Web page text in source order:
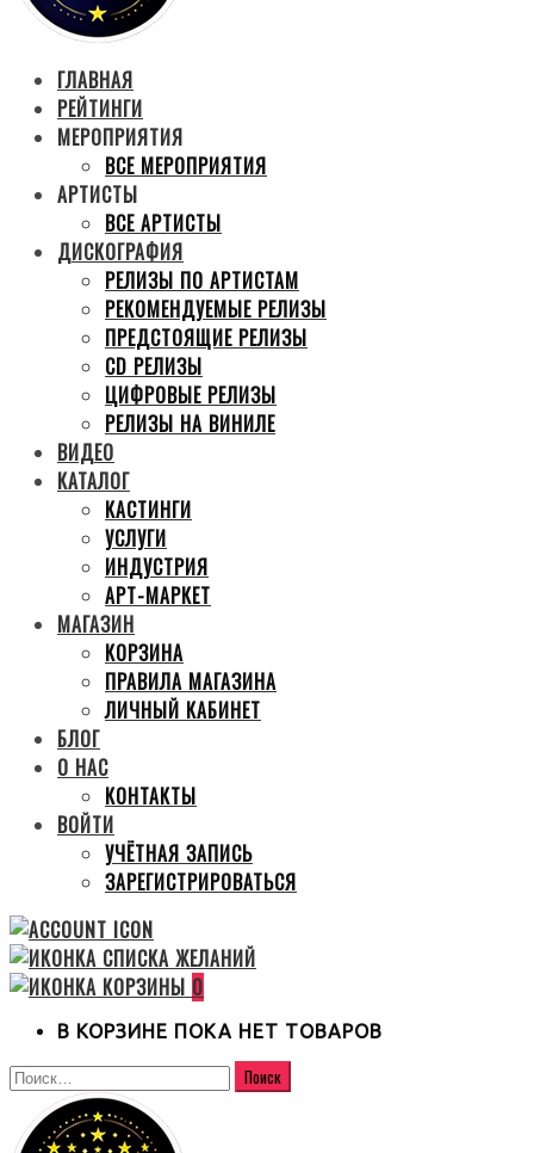
ГЛАВНАЯ
РЕЙТИНГИ
МЕРОПРИЯТИЯ
ВСЕ МЕРОПРИЯТИЯ
АРТИСТЫ
ВСЕ АРТИСТЫ
ДИСКОГРАФИЯ
РЕЛИЗЫ ПО АРТИСТАМ
РЕКОМЕНДУЕМЫЕ РЕЛИЗЫ
ПРЕДСТОЯЩИЕ РЕЛИЗЫ
CD РЕЛИЗЫ
ЦИФРОВЫЕ РЕЛИЗЫ
РЕЛИЗЫ НА ВИНИЛЕ
ВИДЕО
КАТАЛОГ
КАСТИНГИ
УСЛУГИ
ИНДУСТРИЯ
АРТ-МАРКЕТ
МАГАЗИН
КОРЗИНА
ПРАВИЛА МАГАЗИНА
ЛИЧНЫЙ КАБИНЕТ
БЛОГ
О НАС
КОНТАКТЫ
ВОЙТИ
УЧЁТНАЯ ЗАПИСЬ
ЗАРЕГИСТРИРОВАТЬСЯ
0
В КОРЗИНЕ ПОКА НЕТ ТОВАРОВ